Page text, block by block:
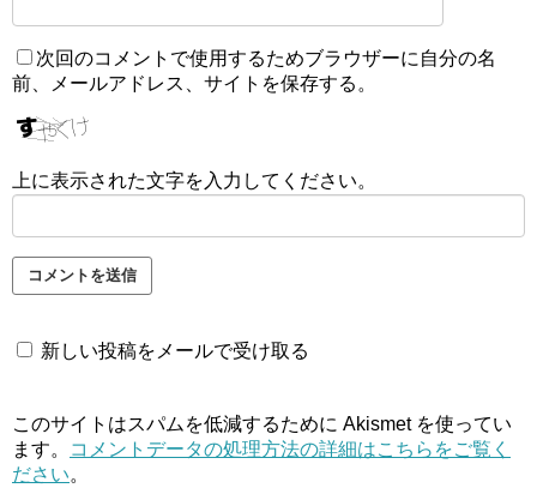
次回のコメントで使用するためブラウザーに自分の名
前、メールアドレス、サイトを保存する。
上に表示された文字を入力してください。
新しい投稿をメールで受け取る
このサイトはスパムを低減するために Akismet を使ってい
ます。
コメントデータの処理方法の詳細はこちらをご覧く
ださい。